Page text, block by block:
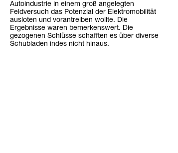
Autoindustrie in einem groß angelegten
Feldversuch das Potenzial der Elektromobilität
ausloten und vorantreiben wollte. Die
Ergebnisse waren bemerkenswert. Die
gezogenen Schlüsse schafften es über diverse
Schubladen indes nicht hinaus.